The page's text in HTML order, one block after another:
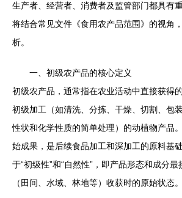
生产者、经营者、消费者及监管部门都具有
将结合常见文件《食用农产品范围》的视角
析。
一、初级农产品的核心定义
初级农产品，通常指在农业活动中直接获得
初级加工（如清洗、分拣、干燥、切割、包
性状和化学性质的简单处理）的动植物产品
始成果，是后续食品加工和深加工的原料基
于“初级性”和“自然性”，即产品形态和成分
（田间、水域、林地等）收获时的原始状态。